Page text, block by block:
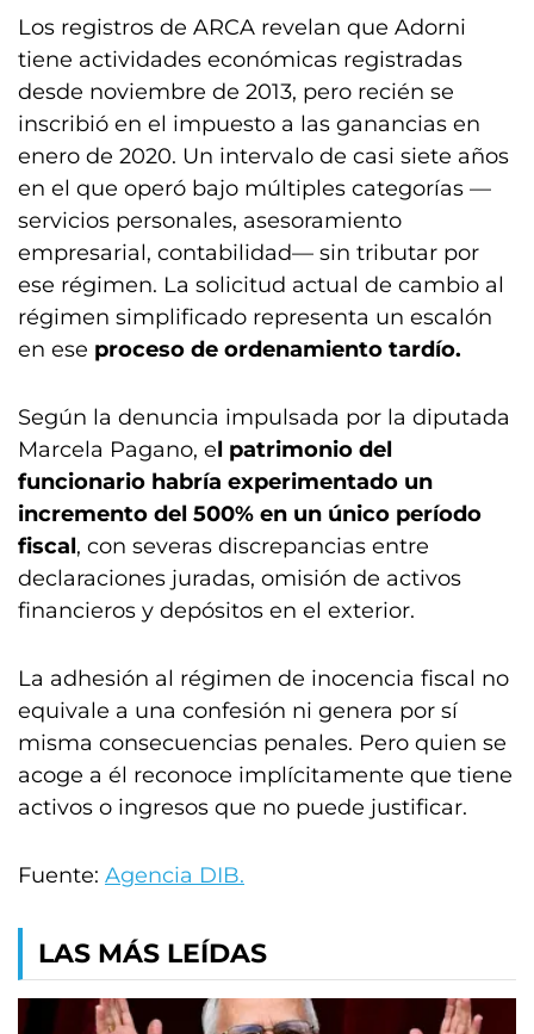
Los registros de ARCA revelan que Adorni
tiene actividades económicas registradas
desde noviembre de 2013, pero recién se
inscribió en el impuesto a las ganancias en
enero de 2020. Un intervalo de casi siete años
en el que operó bajo múltiples categorías —
servicios personales, asesoramiento
empresarial, contabilidad— sin tributar por
ese régimen. La solicitud actual de cambio al
régimen simplificado representa un escalón
en ese proceso de ordenamiento tardío.
Según la denuncia impulsada por la diputada
Marcela Pagano, el patrimonio del
funcionario habría experimentado un
incremento del 500% en un único período
fiscal, con severas discrepancias entre
declaraciones juradas, omisión de activos
financieros y depósitos en el exterior.
La adhesión al régimen de inocencia fiscal no
equivale a una confesión ni genera por sí
misma consecuencias penales. Pero quien se
acoge a él reconoce implícitamente que tiene
activos o ingresos que no puede justificar.
Fuente: Agencia DIB.
LAS MÁS LEÍDAS